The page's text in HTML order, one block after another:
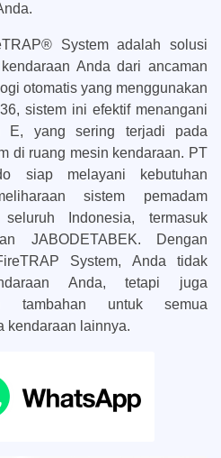
System adalah solusi
Anda dari ancaman
otomatis yang menggunakan
sistem ini efektif menangani
E, yang sering terjadi pada
di ruang mesin kendaraan. PT
siap melayani kebutuhan
sistem pemadam
Indonesia, termasuk
JABODETABEK. Dengan
System, Anda tidak
Anda, tetapi juga
tambahan untuk semua
kendaraan lainnya.